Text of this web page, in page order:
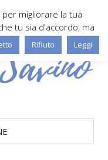
migliorare la tua
tu sia d'accordo, ma
Rifiuto Leggi